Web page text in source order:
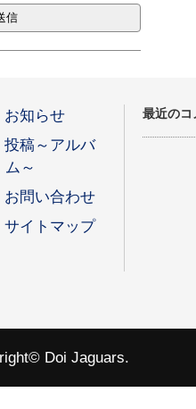
お知らせ
投稿～アルバ
ム～
お問い合わせ
サイトマップ
最近のコ
Doi Jaguars.